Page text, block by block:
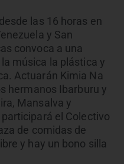
las 16 horas en
y San
convoca a una
música la plástica y
Actuarán Kimia Na
hermanos Ibarburu y
Mansalva y
el Colectivo
de comidas de
y hay un bono silla